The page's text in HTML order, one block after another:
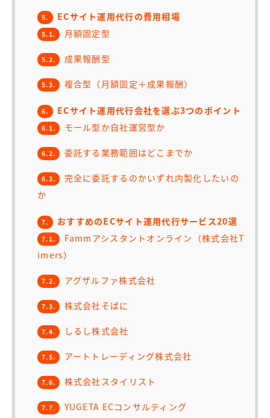
5. ECサイト運用代行の費用相場
5.1. 月額固定型
5.2. 成果報酬型
5.3. 複合型（月額固定＋成果報酬）
6. ECサイト運用代行会社を選ぶ3つのポイント
6.1. モール型か自社運営型か
6.2. 委託する業務範囲はどこまでか
6.3.
完全に委託するのかいずれ内製化したいの
か
7. おすすめのECサイト運用代行サービス20選
7.1.
Fammアシスタントオンライン（株式会社T
imers）
7.2. アグザルファ株式会社
7.3. 株式会社そばに
7.4. しるし株式会社
7.5. アートトレーディング株式会社
7.6. 株式会社スタイリスト
7.7. YUGETA ECコンサルティング